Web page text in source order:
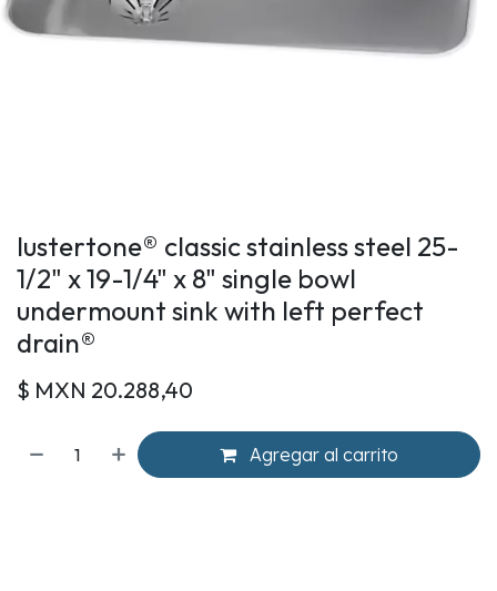
lustertone® classic stainless steel 25-
1/2" x 19-1/4" x 8" single bowl
undermount sink with left perfect
drain®
$ MXN 20.288,40
Agregar al carrito